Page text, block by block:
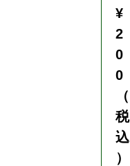
¥
2
0
0
（
税
込
）